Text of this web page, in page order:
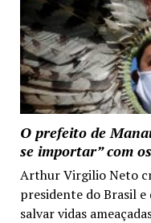
O prefeito de
se importar” com
Arthur Virgilio Neto
presidente do Brasil e
salvar vidas